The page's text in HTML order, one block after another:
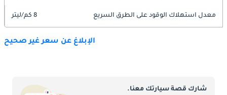
معدل استهلاك الوقود على الطرق السريع 8 كم/ليتر
الإبلاغ عن سعر غير صحيح
شارك قصة سيارتك معنا.